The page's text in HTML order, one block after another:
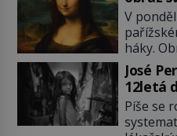
na 19
drogový
zatímco
V
háky.
svět, je
nemyslí,
Mona
dílně
José
12letá
vědí!
Píše se